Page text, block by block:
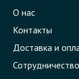
О нас
Контакты
Доставка и
Сотрудничество